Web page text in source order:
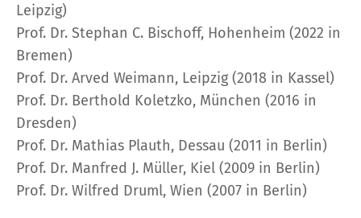
Leipzig)
Prof. Dr. Stephan C. Bischoff, Hohenheim (2022 in
Bremen)
Prof. Dr. Arved Weimann, Leipzig (2018 in Kassel)
Prof. Dr. Berthold Koletzko, München (2016 in
Dresden)
Prof. Dr. Mathias Plauth, Dessau (2011 in Berlin)
Prof. Dr. Manfred J. Müller, Kiel (2009 in Berlin)
Prof. Dr. Wilfred Druml, Wien (2007 in Berlin)